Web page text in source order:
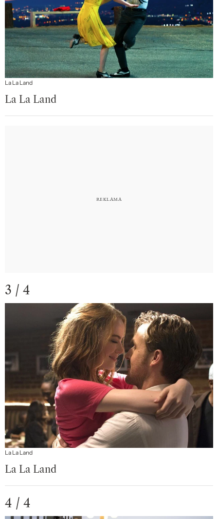
La La Land
La La Land
3 / 4
La La Land
La La Land
4 / 4